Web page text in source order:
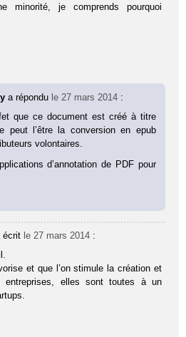
minorité, je comprends pourquoi
a répondu le 27 mars 2014 :
que ce document est créé à titre
peut l’être la conversion en epub
volontaires.
d’annotation de PDF pour
écrit le 27 mars 2014 :
et que l’on stimule la création et
entreprises, elles sont toutes à un